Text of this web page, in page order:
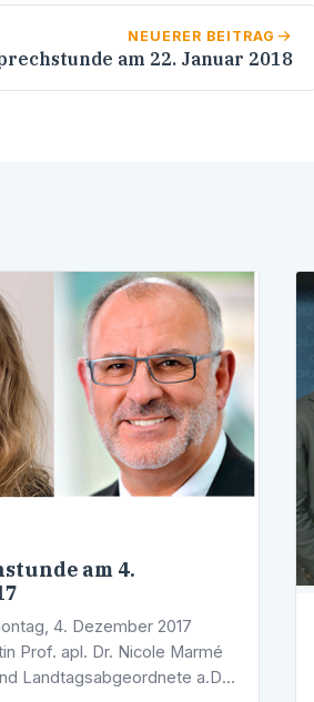
NEUERER BEITRAG
am 22. Januar 2018
am 4.
4. Dezember 2017
Prof. apl. Dr. Nicole Marmé
Landtagsabgeordnete a.D.